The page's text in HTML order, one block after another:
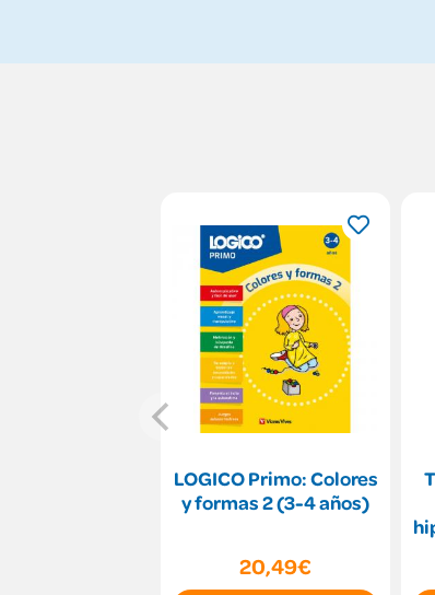
LOGICO Primo: Colores
y formas 2 (3-4 años)
20,49€